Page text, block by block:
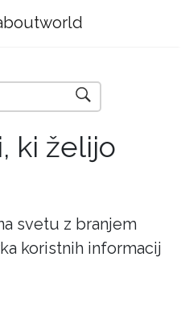
ki želijo
svetu z branjem
koristnih informacij